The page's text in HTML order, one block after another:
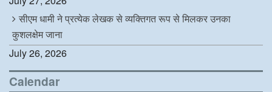
सीएम धामी ने प्रत्येक लेखक से व्यक्तिगत रूप से मिलकर उनका
कुशलक्षेम जाना
July 26, 2026
Calendar